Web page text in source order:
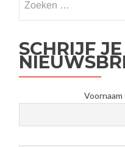
SCHRIJF
Voornaam